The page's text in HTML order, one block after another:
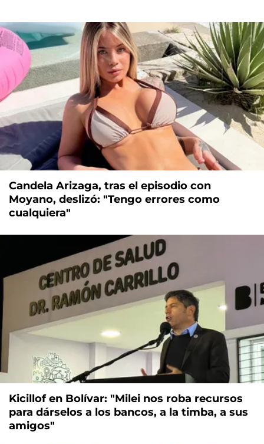
Candela Arizaga, tras el episodio con
Moyano, deslizó: "Tengo errores como
cualquiera"
Kicillof en Bolívar: "Milei nos roba recursos
para dárselos a los bancos, a la timba, a sus
amigos"